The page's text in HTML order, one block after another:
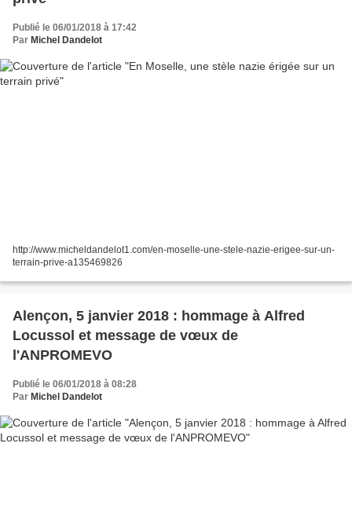
Publié le 06/01/2018 à 17:42
Par Michel Dandelot
http://www.micheldandelot1.com/en-moselle-une-stele-nazie-erigee-sur-un-
terrain-prive-a135469826
Alençon, 5 janvier 2018 : hommage à Alfred
Locussol et message de vœux de
l'ANPROMEVO
Publié le 06/01/2018 à 08:28
Par Michel Dandelot